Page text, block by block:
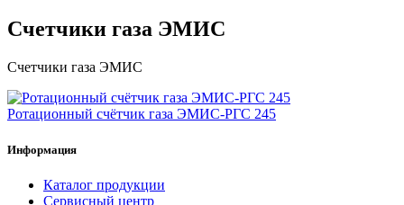
Счетчики газа ЭМИС
Счетчики газа ЭМИС
Ротационный счётчик газа ЭМИС-РГС 245
Информация
Каталог продукции
Сервисный центр